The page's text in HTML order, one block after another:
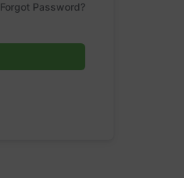
Forgot Password?